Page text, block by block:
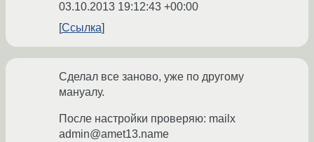
03.10.2013 19:12:43 +00:00
Ссылка
Сделал все заново, уже по другому
мануалу.
После настройки проверяю: mailx
admin@amet13.name